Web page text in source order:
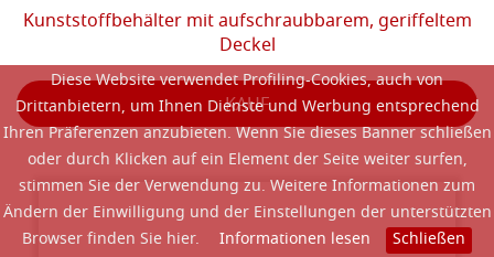
Diese Website verwendet Profiling-Cookies, auch von
Drittanbietern, um Ihnen Dienste und Werbung entsprechend
Ihren Präferenzen anzubieten. Wenn Sie dieses Banner schließen
oder durch Klicken auf ein Element der Seite weiter surfen,
stimmen Sie der Verwendung zu. Weitere Informationen zum
Ändern der Einwilligung und der Einstellungen der unterstützten
Browser finden Sie hier.
Informationen lesen Schließen
Kunststoffbehälter mit aufschraubbarem, geriffeltem
Deckel
KAUF